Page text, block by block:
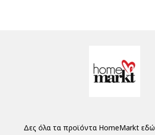
Δες όλα τα προϊόντα HomeMarkt εδώ